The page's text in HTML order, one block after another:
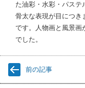
た油彩・水彩・パステ
骨太な表現が目につき
です。人物画と風景画
でした。
前の記事